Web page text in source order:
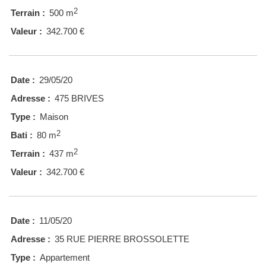
Terrain : 500 m2
Valeur : 342.700 €
Date : 29/05/20
Adresse : 475 BRIVES
Type : Maison
Bati : 80 m2
Terrain : 437 m2
Valeur : 342.700 €
Date : 11/05/20
Adresse : 35 RUE PIERRE BROSSOLETTE
Type : Appartement